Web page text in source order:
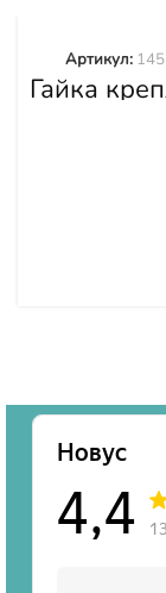
Гайка
башмака
Артикул: